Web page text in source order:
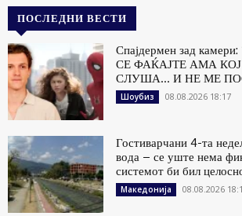
ПОСЛЕДНИ ВЕСТИ
Спајдермен зад
СЕ ФАЌАЈТЕ АМА
СЛУША… И НЕ МЕ
Шоубиз 08.08.2026 18:17
Гостиварчани 4-та
вода – се уште нема
системот би бил
Македонија 08.08.2026